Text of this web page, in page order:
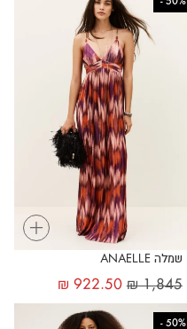
+
שמלה ANAELLE
₪1,845
₪ 922.50
50%
-